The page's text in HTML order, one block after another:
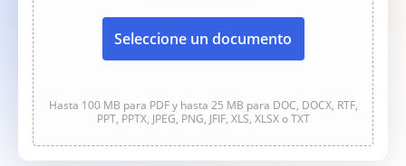
Seleccione un documento
Hasta 100 MB para PDF y hasta 25 MB para DOC, DOCX, RTF,
PPT, PPTX, JPEG, PNG, JFIF, XLS, XLSX o TXT